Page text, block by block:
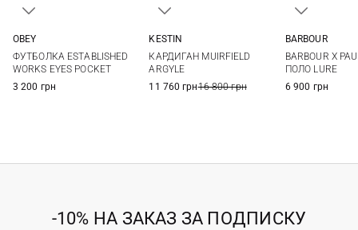
XXL
OBEY
ФУТБОЛКА ESTABLISHED
WORKS EYES POCKET
3 200 грн
KESTIN
КАРДИГАН MUIRFIELD
ARGYLE
11 760 грн16 800 грн
3XL
BARBOUR
BARBOUR X
ПОЛО LURE
6 900 грн
-10% НА ЗАКАЗ ЗА ПОДПИСКУ